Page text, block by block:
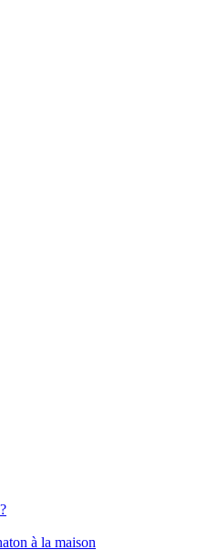
à la maison